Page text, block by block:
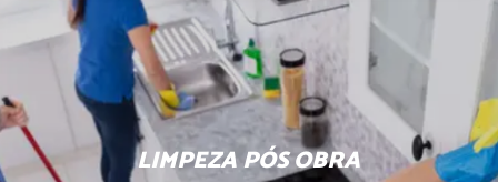
LIMPEZA PÓS OBRA